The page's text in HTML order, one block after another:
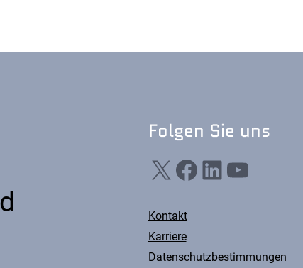
Folgen Sie uns
X Facebook LinkedIn YouTube
Kontakt
Karriere
Datenschutzbestimmungen